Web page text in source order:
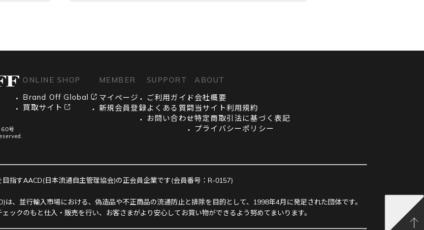
号
ONLINE SHOP
Brand Off Global
買取サイト
MEMBER
マイページ
新規会員登録
SUPPORT
ご利用ガイド
よくある質問
お問い合わせ
ABOUT
会社概要
当サイト利用規約
特定商取引法に基づく表記
プライバシーポリシー
指すAACD(日本流通自主管理協会)の正会員企業です(会員番号：R-0157)
は、並行輸入市場における、偽造品や不正商品の流通防止と排除を目的として、1998年4月に発足された団体です。
ックのもと仕入・販売を行い、お客さまがより安心してお買い物ができるよう努めてまいります。